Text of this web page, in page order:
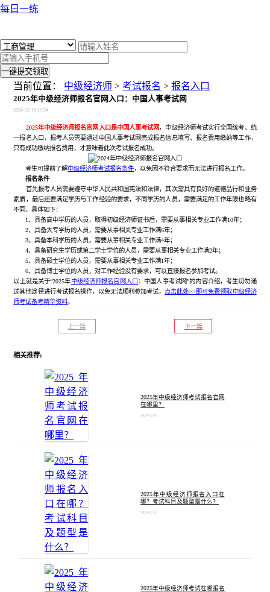
每日一练
一键提交领取
当前位置： 中级经济师 >考试报名 >报名入口
2025年中级经济师报名官网入口：中国人事考试网
2024-12-10 17:34
2025年中级经济师报名官网入口是中国人事考试网，中级经济师考试实行全国统考、统
一报名入口，报考人员需要通过中国人事考试网完成报名信息填写、报名费用缴纳等工作，
只有成功缴纳报名费用，才意味着此次考试报名成功。
考生可提前了解中级经济师考试报名条件，以免因不符合要求而无法进行报名工作。
报名条件
首先报考人员需要遵守中华人民共和国宪法和法律，其次需具有良好的道德品行和业务
素质，最后还要满足学历与工作经验的要求，不同学历的人员，需要满足的工作年限也略有
不同，具体如下：
1、具备高中学历的人员，取得初级经济师证书后，需要从事相关专业工作满10年；
2、具备大专学历的人员，需要从事相关专业工作满6年；
3、具备本科学历的人员，需要从事相关专业工作满4年；
4、具备研究生学历或第二学士学位的人员，需要从事相关专业工作满2年；
5、具备硕士学位的人员，需要从事相关专业工作满1年；
6、具备博士学位的人员，对工作经验没有要求，可以直接报名参加考试。
以上就是关于“2025年中级经济师报名官网入口 ：中国人事考试网”的内容介绍，考生切勿通
过其他途径进行考试报名操作，以免无法顺利参加考试， 点击此处>>即可免费领取中级经济
师考试备考精华资料。
上一篇 下一篇
相关推荐:
2025年中级经济师考试报名官网
在哪里？
2024-12-10
2025年中级经济师报名入口在
哪？考试科目及题型是什么？
2024-12-10
2025年中级经济师考试在哪报名